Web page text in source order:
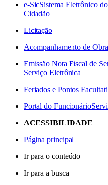
e-SicSistema Eletrônico
Cidadão
Licitação
Acompanhamento de
Emissão Nota Fiscal de
Serviço Eletrônica
Feriados e Pontos
Portal do Funcionário
ACESSIBILIDADE
Página principal
Ir para o conteúdo
Ir para a busca